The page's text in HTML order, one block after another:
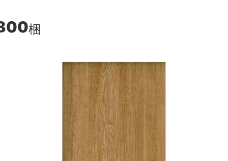
梱